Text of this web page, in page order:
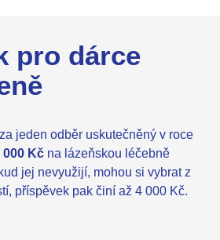
pro dárce
jeden odběr uskutečněný v roce
000 Kč na lázeňskou léčebně
jej nevyužijí, mohou si vybrat z
příspěvek pak činí až 4 000 Kč.